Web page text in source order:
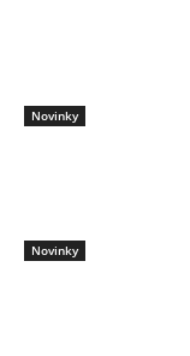
Novinky
Novinky